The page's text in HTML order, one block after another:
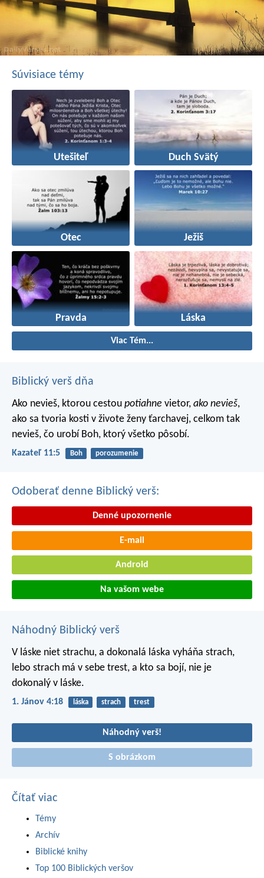
Súvisiace témy
Utešiteľ Duch Svätý
Otec Ježiš
Pravda Láska
Viac Tém...
Biblický verš dňa
Ako nevieš, ktorou cestou potiahne vietor, ako nevieš,
ako sa tvoria kosti v živote ženy ťarchavej, celkom tak
nevieš, čo urobí Boh, ktorý všetko pôsobí.
Kazateľ 11:5 Boh porozumenie
Odoberať denne Biblický verš:
Denné upozornenie
E-mail
Android
Na vašom webe
Náhodný Biblický verš
V láske niet strachu, a dokonalá láska vyháňa strach,
lebo strach má v sebe trest, a kto sa bojí, nie je
dokonalý v láske.
1. Jánov 4:18 láska strach trest
Náhodný verš!
S obrázkom
Čítať viac
Témy
Archív
Biblické knihy
Top 100 Biblických veršov